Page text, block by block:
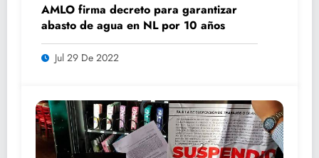
AMLO firma decreto para garantizar
abasto de agua en NL por 10 años
Jul 29 De 2022